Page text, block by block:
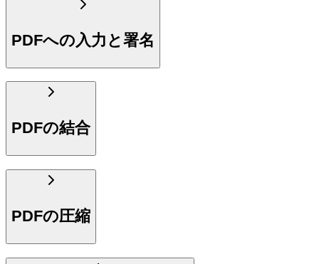
PDFへの入力と署名
PDFの結合
PDFの圧縮